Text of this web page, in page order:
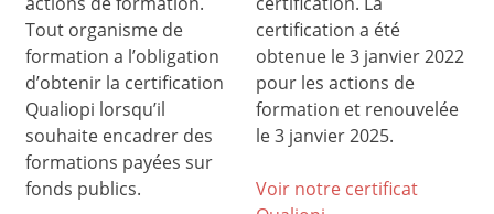
Tout organisme de
formation a l’obligation
d’obtenir la certification
Qualiopi lorsqu’il
souhaite encadrer des
formations payées sur
fonds publics.
certification a été
obtenue le 3 janvier 2022
pour les actions de
formation et renouvelée
le 3 janvier 2025.
Voir notre certificat